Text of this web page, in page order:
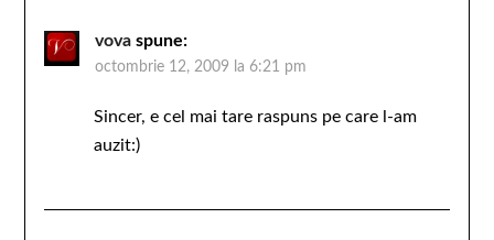
vova spune:
octombrie 12, 2009 la 6:21 pm
Sincer, e cel mai tare raspuns pe care l-am
auzit:)